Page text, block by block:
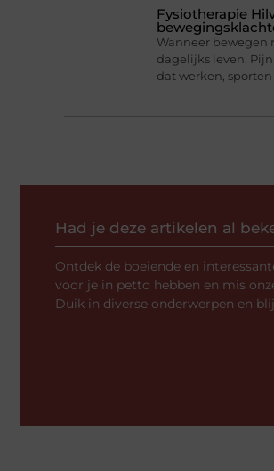
Fysiotherapie
Wanneer bewegen
dagelijks leven.
dat werken,
Had je deze artikelen al
Ontdek de boeiende en
voor je in petto hebben en mis
Duik in diverse onderwerpen en